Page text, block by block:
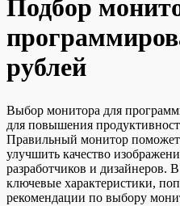
Подбор
рублей
Выбор монитора для
для повышения
Правильный монитор поможет
улучшить качество
разработчиков и дизайнеров.
ключевые характеристики,
рекомендации по выбору